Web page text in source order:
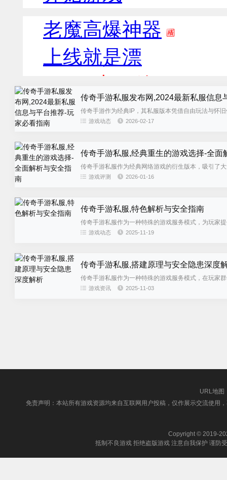
传奇手游私服发布网,2024最新私服信息
传奇手游作为经典IP，其私服版本凭借自由玩法与怀
最新版本信息，更需帮助玩家安...
游戏动态 2026-02-17
传奇手游私服,经典重生的游戏选择-全面
传奇手游私服作为经典网络游戏的衍生版本，吸引了
的私服，帮助玩家在享受游戏乐趣...
游戏评测 2026-01-16
传奇手游私服,特色解析与安全指南
传奇手游私服作为一种特殊的游戏服务模式，为玩家
选择时需要注意的事项，帮助玩家...
游戏动态 2025-11-19
传奇手游私服,搭建原理与安全隐患深度
传奇手游私服作为一种特殊的游戏服务模式，在玩家
代方案，帮助玩家了解这一现象背...
游戏资讯 2025-11-03
URL地图
免责声明：本站所有游戏资源均来自互联网用户投稿，仅作展示交流使用
Copyright © 2019-
抵制不良游戏 拒绝盗版游戏 注意自我保护 谨